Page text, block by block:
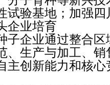
试验基地；加强
企业培育
子企业通过整合
、生产与加工、
主创新能力和核